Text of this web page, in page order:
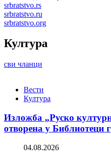
srbratstvo.rs
srbratstvo.ru
srbratstvo.org
Култура
сви чланци
Вести
Култура
Изложба „Руско
отворена у Библиотеци
04.08.2026